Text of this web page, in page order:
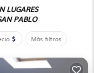
LUGARES
PABLO
Más filtros